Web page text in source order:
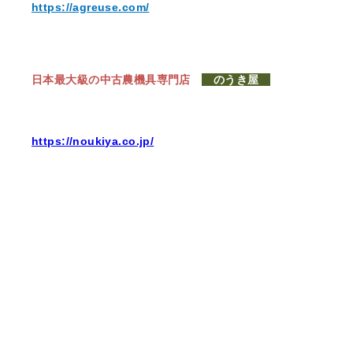
https://agreuse.com/
日本最大級の中古農機具専門店 のうき屋
https://noukiya.co.jp/